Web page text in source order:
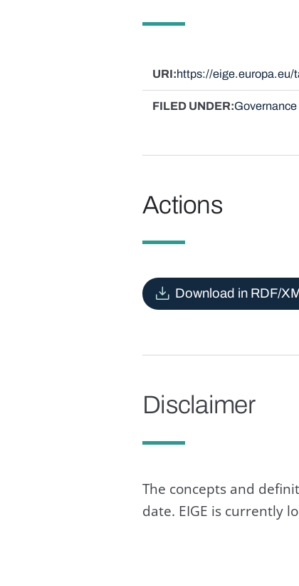
URI https://eige.europa.eu/
FILED UNDER Governance
Actions
Download in RDF/
Disclaimer
The concepts and
date. EIGE is currently